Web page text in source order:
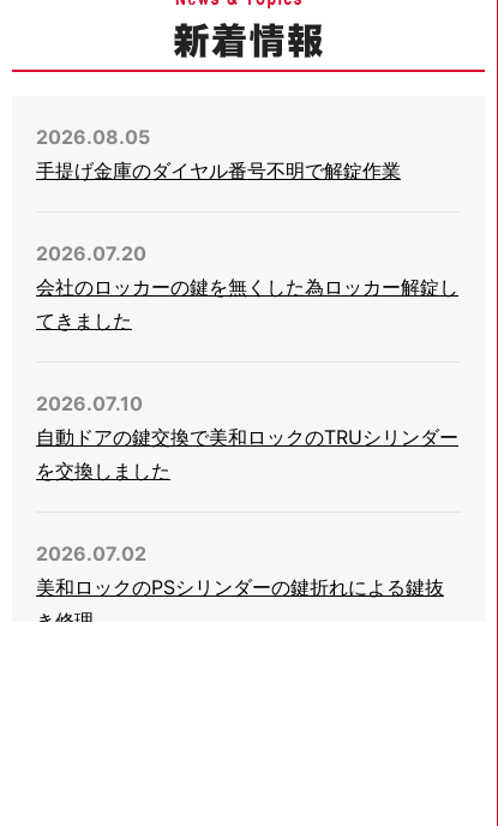
2026.08.05
手提げ金庫のダイヤル番号不明で解錠作業
2026.07.20
会社のロッカーの鍵を無くした為ロッカー解錠し
てきました
2026.07.10
自動ドアの鍵交換で美和ロックのTRUシリンダー
を交換しました
2026.07.02
美和ロックのPSシリンダーの鍵折れによる鍵抜
き修理